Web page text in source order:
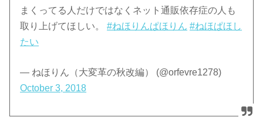
まくってる人だけではなくネット通販依存症の人も
取り上げてほしい。#ねほりんぱほりん #ねほぱほし
たい
— ねほりん（大変革の秋改編） (@orfevre1278)
October 3, 2018